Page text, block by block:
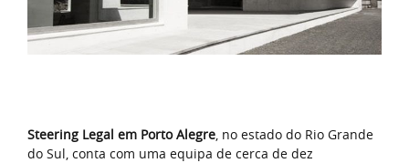
Steering Legal em Porto Alegre, no estado do Rio Grande
do Sul, conta com uma equipa de cerca de dez